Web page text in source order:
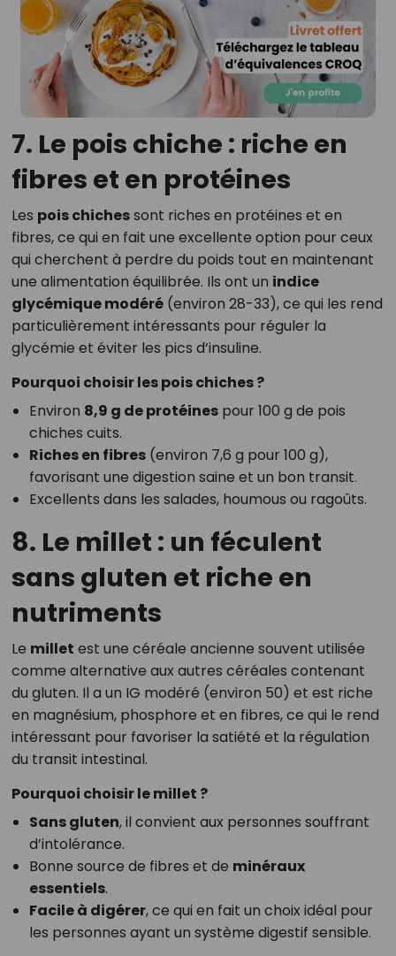
7. Le pois chiche : riche en
fibres et en protéines
Les pois chichessont riches en protéines et en
fibres, ce qui en fait une excellente option pour ceux
qui cherchent à perdre du poids tout en maintenant
une alimentation équilibrée. Ils ont un indice
glycémique modéré(environ 28-33), ce qui les rend
particulièrement intéressants pour réguler la
glycémie et éviter les pics d’insuline.
Pourquoi choisir les pois chiches ?
Environ 8,9 g de protéinespour 100 g de pois
chiches cuits.
Riches en fibres(environ 7,6 g pour 100 g),
favorisant une digestion saine et un bon transit.
Excellents dans les salades, houmous ou ragoûts.
8. Le millet : un féculent
sans gluten et riche en
nutriments
Le millet est une céréale ancienne souvent utilisée
comme alternative aux autres céréales contenant
du gluten. Il a un IG modéré (environ 50) et est riche
en magnésium, phosphore et en fibres, ce qui le rend
intéressant pour favoriser la satiété et la régulation
du transit intestinal.
Pourquoi choisir le millet ?
Sans gluten, il convient aux personnes souffrant
d’intolérance.
Bonne source de fibres et de minéraux
essentiels.
Facile à digérer, ce qui en fait un choix idéal pour
les personnes ayant un système digestif sensible.